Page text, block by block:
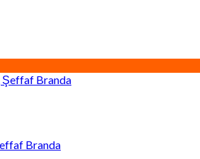
Branda